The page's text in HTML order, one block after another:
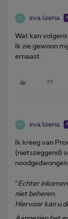
E eva loena
Wat kan
Ik zie gewoon
ernaast.
E eva loena
Ik kreeg van
(nietszeggend)
“Echter
niet beheren.
Hiervoor kan u